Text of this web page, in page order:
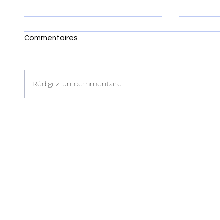
examens officiels enlevés
dresse
Commentaires
Rédigez un commentaire...